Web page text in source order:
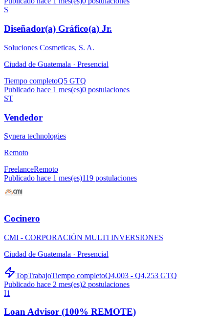
S
Diseñador(a) Gráfico(a) Jr.
Soluciones Cosmeticas, S. A.
Ciudad de Guatemala · Presencial
Tiempo completoQ5 GTQ
Publicado hace 1 mes(es)0 postulaciones
ST
Vendedor
Synera technologies
Remoto
FreelanceRemoto
Publicado hace 1 mes(es)119 postulaciones
Cocinero
CMI - CORPORACIÓN MULTI INVERSIONES
Ciudad de Guatemala · Presencial
TopTrabajoTiempo completoQ4,003 - Q4,253 GTQ
Publicado hace 2 mes(es)2 postulaciones
I1
Loan Advisor (100% REMOTE)